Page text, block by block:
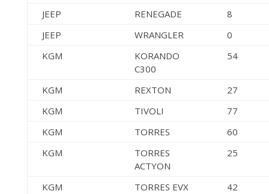
JEEP RENEGADE
8
JEEP
WRANGLER
0
KGM
KORANDO
C300
54
KGM REXTON
27
KGM
TIVOLI
77
KGM
TORRES
60
KGM
TORRES
ACTYON
25
KGM TORRES EVX
42